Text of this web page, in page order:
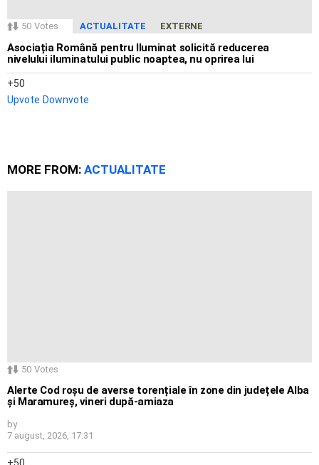
50 Votes ACTUALITATE EXTERNE
Asociația Română pentru Iluminat solicită reducerea
nivelului iluminatului public noaptea, nu oprirea lui
50
Upvote Downvote
MORE FROM: ACTUALITATE
50 Votes
Alerte Cod roșu de averse torențiale în zone din județele Alba
și Maramureș, vineri după-amiaza
by
7 august, 2026, 17:31